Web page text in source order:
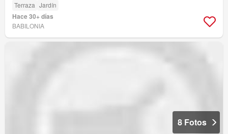
Terraza Jardín
Hace 30+ días
BABILONIA
8 Fotos